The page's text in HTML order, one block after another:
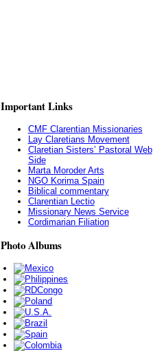
ImportantLinks
CMF Clarentian Missionaries
Lay Claretians Movement
Claretian Sisters’ Pastoral Web
Side
Marta Moroder Arts
NGO Korima Spain
Biblical commentary
Clarentian Lectio
Missionary News Service
Cordimarian Filiation
PhotoAlbums